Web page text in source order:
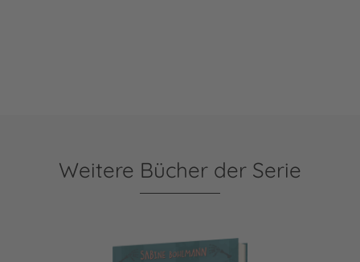
Weitere Bücher der Serie